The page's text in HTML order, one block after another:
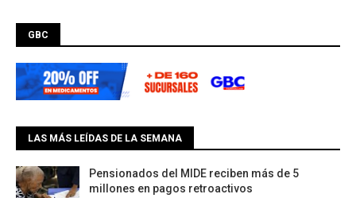
GBC
LAS MÁS LEÍDAS DE LA SEMANA
Pensionados del MIDE reciben más de 5
millones en pagos retroactivos